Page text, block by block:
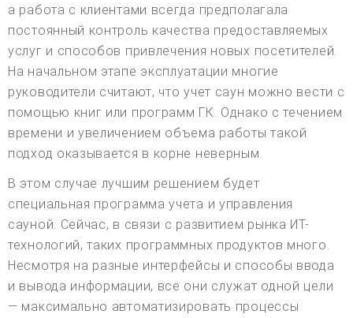
а работа с клиентами всегда предполагала
постоянный контроль качества предоставляемых
услуг и способов привлечения новых посетителей.
На начальном этапе эксплуатации многие
руководители считают, что учет саун можно вести с
помощью книг или программ ГК. Однако с течением
времени и увеличением объема работы такой
подход оказывается в корне неверным.
В этом случае лучшим решением будет
специальная программа учета и управления
сауной. Сейчас, в связи с развитием рынка ИТ-
технологий, таких программных продуктов много.
Несмотря на разные интерфейсы и способы ввода
и вывода информации, все они служат одной цели
— максимально автоматизировать процессы